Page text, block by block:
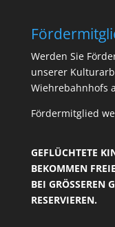
Werden Sie
unserer
Wiehrebahnhofs
Fördermitglied
GEFLÜCHTETE
BEKOMMEN
BEI GRÖSSEREN
ESERVIEREN.